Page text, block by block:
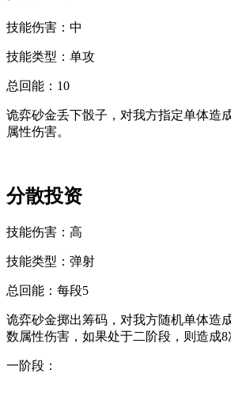
技能伤害： 中
技能类型： 单攻
总回能： 10
诡弈砂金丢下骰子，对我方指定单体造
属性伤害。
分散投资
技能伤害： 高
技能类型： 弹射
总回能： 每段5
诡弈砂金掷出筹码，对我方随机单体造
数属性伤害 ，如果处于二阶段，则造成8
一阶段：